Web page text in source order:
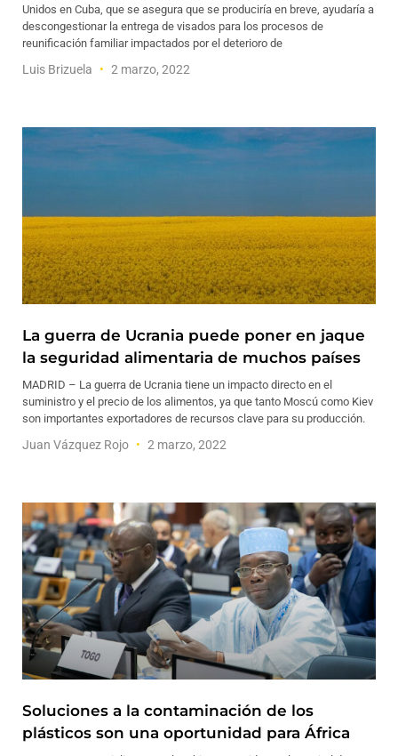
Unidos en Cuba, que se asegura que se produciría en breve, ayudaría a
descongestionar la entrega de visados para los procesos de
reunificación familiar impactados por el deterioro de
Luis Brizuela 2 marzo, 2022
La guerra de Ucrania puede poner en jaque
la seguridad alimentaria de muchos países
MADRID – La guerra de Ucrania tiene un impacto directo en el
suministro y el precio de los alimentos, ya que tanto Moscú como Kiev
son importantes exportadores de recursos clave para su producción.
Juan Vázquez Rojo 2 marzo, 2022
Soluciones a la contaminación de los
plásticos son una oportunidad para África